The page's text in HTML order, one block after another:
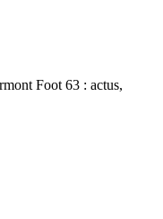
Foot 63 : actus,